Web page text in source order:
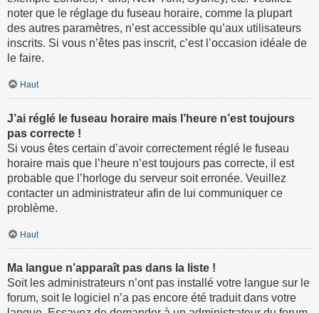
noter que le réglage du fuseau horaire, comme la plupart
des autres paramètres, n’est accessible qu’aux utilisateurs
inscrits. Si vous n’êtes pas inscrit, c’est l’occasion idéale de
le faire.
Haut
J’ai réglé le fuseau horaire mais l’heure n’est toujours
pas correcte !
Si vous êtes certain d’avoir correctement réglé le fuseau
horaire mais que l’heure n’est toujours pas correcte, il est
probable que l’horloge du serveur soit erronée. Veuillez
contacter un administrateur afin de lui communiquer ce
problème.
Haut
Ma langue n’apparaît pas dans la liste !
Soit les administrateurs n’ont pas installé votre langue sur le
forum, soit le logiciel n’a pas encore été traduit dans votre